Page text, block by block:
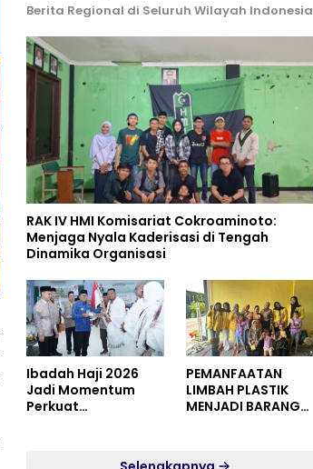
Berita Regional di Seluruh Wilayah Indonesia
RAK IV HMI Komisariat Cokroaminoto:
Menjaga Nyala Kaderisasi di Tengah
Dinamika Organisasi
Ibadah Haji 2026
Jadi Momentum
Perkuat
PEMANFAATAN
LIMBAH PLASTIK
MENJADI BARANG